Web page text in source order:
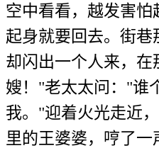
空中看看，越发害怕
起身就要回去。街
却闪出一个人来，
嫂！"老太太问："谁
我。"迎着火光走近
里的王婆婆，哼了